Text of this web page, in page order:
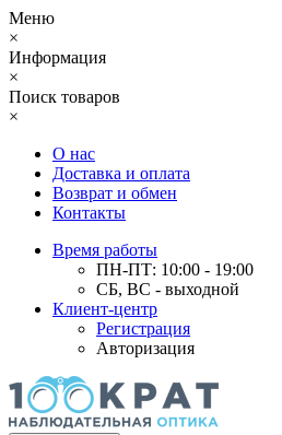
Меню
×
Информация
×
Поиск товаров
×
О нас
Доставка и оплата
Возврат и обмен
Контакты
Время работы
ПН-ПТ: 10:00 - 19:00
СБ, ВС - выходной
Клиент-центр
Регистрация
Авторизация